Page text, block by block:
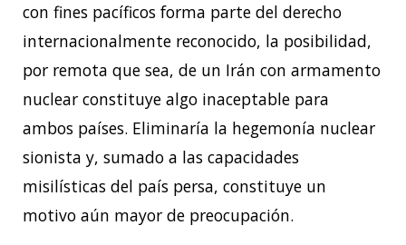
con fines pacíficos forma parte del derecho
internacionalmente reconocido, la posibilidad,
por remota que sea, de un Irán con armamento
nuclear constituye algo inaceptable para
ambos países. Eliminaría la hegemonía nuclear
sionista y, sumado a las capacidades
misilísticas del país persa, constituye un
motivo aún mayor de preocupación.